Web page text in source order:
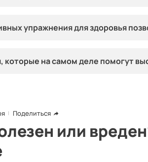
упражнения для здоровья
которые на самом деле помогут
Поделиться
или